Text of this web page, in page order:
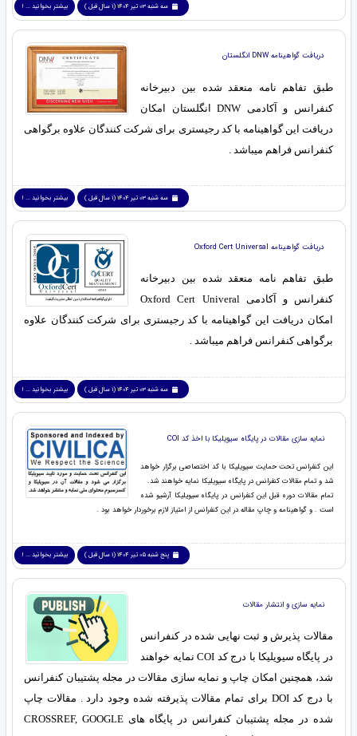
سه شنبه 03 تیر 1404 (1 سال قبل ) بیشتر بخوانید ... !
دریافت گواهینامه DNW انگلستان
طبق تفاهم نامه منعقد شده بین دبیرخانه
کنفرانس و آکادمی DNW انگلستان امکان
دریافت این گواهینامه با کد رجیستری برای شرکت کنندگان علاوه برگواهی
کنفرانس فراهم میباشد .
سه شنبه 03 تیر 1404 (1 سال قبل ) بیشتر بخوانید ... !
دریافت گواهینامه Oxford Cert Universal
طبق تفاهم نامه منعقد شده بین دبیرخانه
کنفرانس و آکادمی Oxford Cert Univeral
امکان دریافت این گواهینامه با کد رجیستری برای شرکت کنندگان علاوه
برگواهی کنفرانس فراهم میباشد .
سه شنبه 03 تیر 1404 (1 سال قبل ) بیشتر بخوانید ... !
نمایه سازی مقالات در پایگاه سیویلیکا با اخذ کد COI
این کنفرانس تحت حمایت سیویلیکا با کد اختصاصی برگزار خواهد
شد و تمام مقالات کنفرانس در پایگاه سیویلیکا نمایه خواهند شد.
تمام مقالات دوره قبل این کنفرانس در پایگاه سیویلیکا آرشیو شده
است . و گواهینامه و چاپ مقاله در این کنفرانس از امتیاز لازم برخوردار خواهد بود .
پنج شنبه 05 تیر 1404 (1 سال قبل ) بیشتر بخوانید ... !
نمایه سازی و انتشار مقالات
مقالات پذیرش و ثبت نهایی شده در کنفرانس
در پایگاه سیویلیکا با درج کد COI نمایه خواهند
شد، همچنین امکان چاپ و نمایه سازی مقالات در مجله پشتیبان کنفرانس
با درج کد DOI برای تمام مقالات پذیرفته شده وجود دارد . مقالات چاپ
شده در مجله پشتیبان کنفرانس در پایگاه های CROSSREF, GOOGLE